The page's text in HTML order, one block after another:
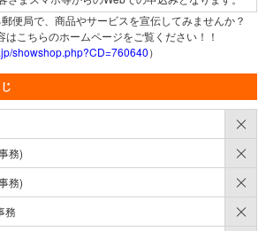
便局で、商品やサービスを宣伝してみませんか？
こちらのホームページをご覧ください！！
showshop.php?CD=760640）
務)
務)
務